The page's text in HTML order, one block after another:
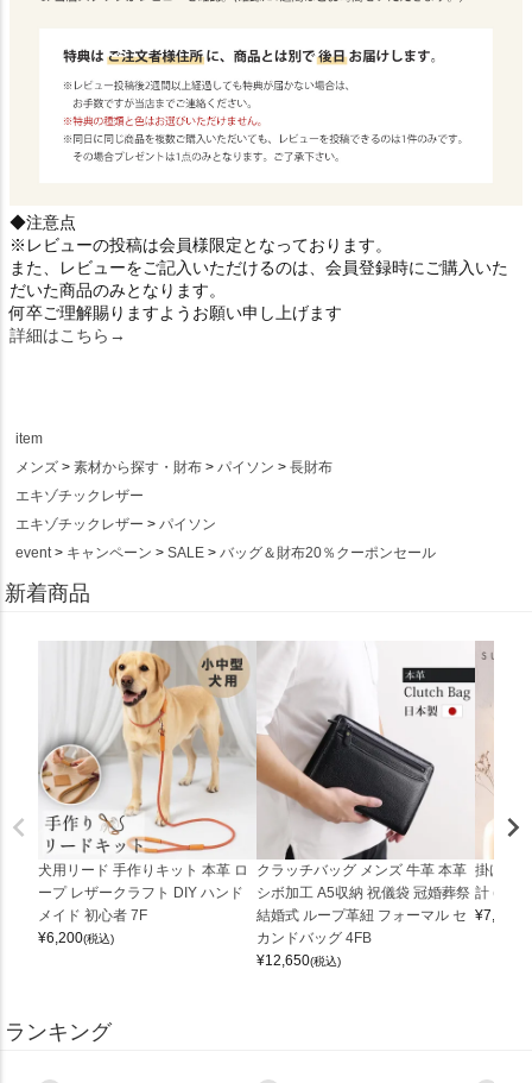
◆注意点
※レビューの投稿は会員様限定となっております。
また、レビューをご記入いただけるのは、会員登録時にご購入いた
だいた商品のみとなります。
何卒ご理解賜りますようお願い申し上げます
詳細はこちら→
item
メンズ
素材から探す・財布 パイソン
長財布
エキゾチックレザー
エキゾチックレザー
パイソン
event
キャンペーン SALE バッグ＆財布20％クーポンセール
新着商品
犬用リード 手作りキット 本革 ロ
ープ レザークラフト DIY ハンド
メイド 初心者 7F
¥6,200(税込)
クラッチバッグ メンズ 牛革 本革
シボ加工 A5収納 祝儀袋 冠婚葬祭
結婚式 ループ革紐 フォーマル セ
カンドバッグ 4FB
¥12,650(税込)
掛け時
計
¥7,150
ランキング